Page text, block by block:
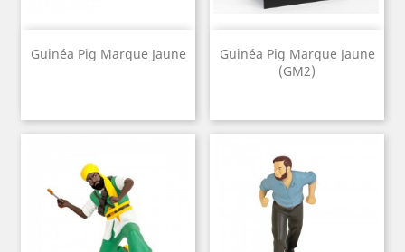
Guinéa Pig Marque Jaune
Guinéa Pig Marque Jaune
(GM2)